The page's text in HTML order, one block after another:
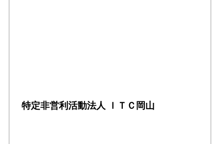
特定非営利活動法人 ＩＴＣ岡山